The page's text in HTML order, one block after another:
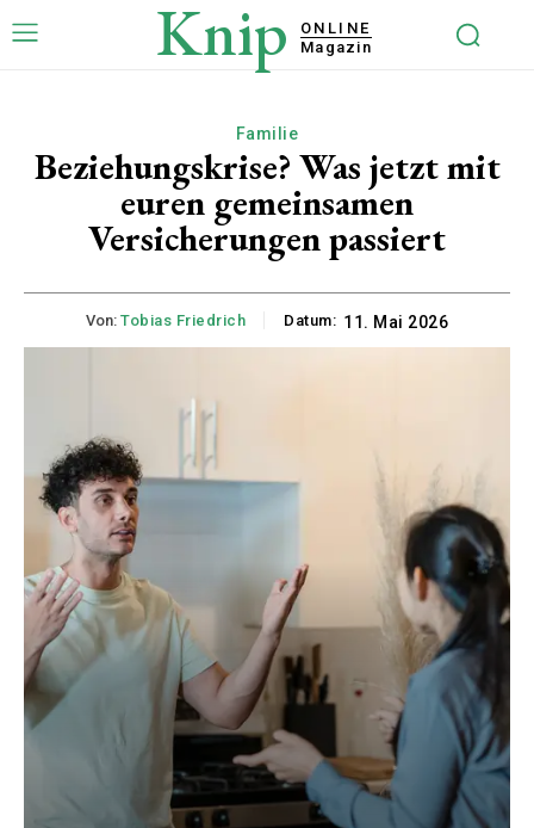
Knip
ONLINE
Magazin
Familie
Beziehungskrise? Was jetzt mit
euren gemeinsamen
Versicherungen passiert
Von: Tobias Friedrich Datum: 11. Mai 2026